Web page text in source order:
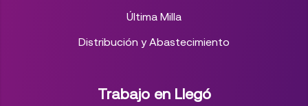
Última Milla
Distribución y Abastecimiento
Trabajo en Llegó